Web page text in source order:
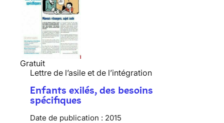
Gratuit
Lettre de l’asile et de l’intégration
Enfants exilés, des besoins
spécifiques
Date de publication : 2015